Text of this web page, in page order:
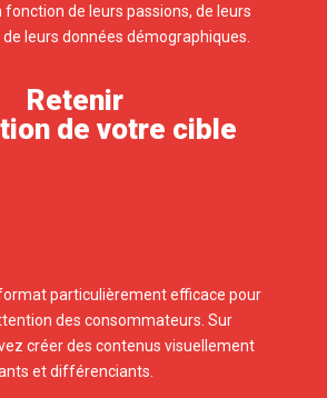
de leurs passions, de leurs
leurs données démographiques.
Retenir
de votre cible
particulièrement efficace pour
des consommateurs. Sur
créer des contenus visuellement
et différenciants.